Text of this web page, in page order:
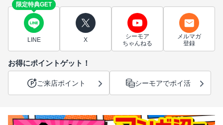
限定特典GET
LINE X
シーモア
ちゃんねる
メルマガ
登録
お得にポイントゲット！
ご来店ポイント シーモアでポイ活